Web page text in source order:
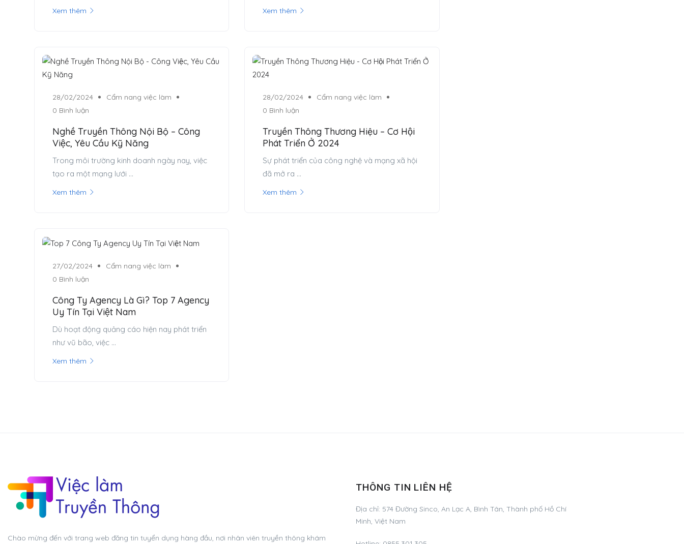
Xem thêm Xem thêm
28/02/2024
Cẩm nang việc làm
0 Bình luận
Nghề Truyền Thông Nội Bộ – Công
Việc, Yêu Cầu Kỹ Năng
Trong môi trường kinh doanh ngày nay, việc
tạo ra một mạng lưới ...
Xem thêm
28/02/2024
Cẩm nang việc làm
0 Bình luận
Truyền Thông Thương Hiệu – Cơ Hội
Phát Triển Ở 2024
Sự phát triển của công nghệ và mạng xã hội
đã mở ra ...
Xem thêm
27/02/2024
Cẩm nang việc làm
0 Bình luận
Công Ty Agency Là Gì? Top 7 Agency
Uy Tín Tại Việt Nam
Dù hoạt động quảng cáo hiện nay phát triển
như vũ bão, việc ...
Xem thêm
Chào mừng đến với trang web đăng tin tuyển dụng hàng đầu, nơi nhân viên truyền thông khám
THÔNG TIN LIÊN HỆ
Địa chỉ: 574 Đường Sinco, An Lạc A, Bình Tân, Thành phố Hồ Chí
Minh, Việt Nam